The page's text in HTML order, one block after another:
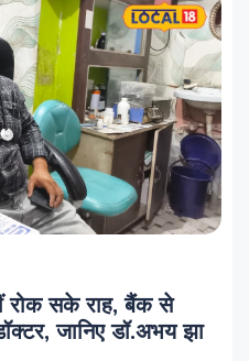
रोक सके राह, बैंक से
जानिए डॉ.अभय झा